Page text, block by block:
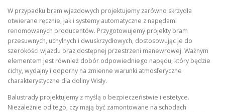
W przypadku bram wjazdowych projektujemy zarówno skrzydła
otwierane ręcznie, jak i systemy automatyczne z napędami
renomowanych producentów. Przygotowujemy projekty bram
przesuwnych, uchylnych i dwuskrzydłowych, dostosowując je do
szerokości wjazdu oraz dostępnej przestrzeni manewrowej. Ważnym
elementem jest również dobór odpowiedniego napędu, który będzie
cichy, wydajny i odporny na zmienne warunki atmosferyczne
charakterystyczne dla doliny Wisły.
Balustrady projektujemy z myślą o bezpieczeństwie i estetyce.
Niezależnie od tego, czy mają być zamontowane na schodach